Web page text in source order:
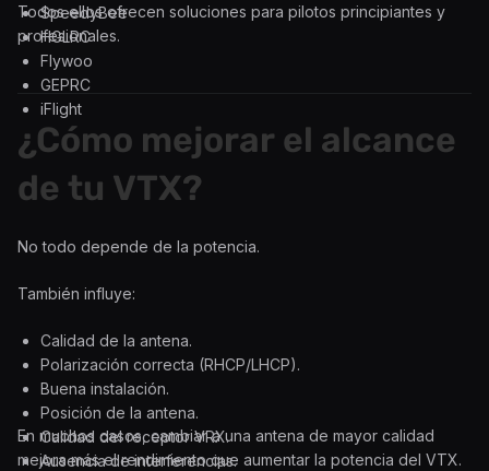
SpeedyBee
HGLRC
Flywoo
GEPRC
iFlight
Todos ellos ofrecen soluciones para pilotos principiantes y
profesionales.
¿Cómo mejorar el alcance
de tu VTX?
No todo depende de la potencia.
También influye:
Calidad de la antena.
Polarización correcta (RHCP/LHCP).
Buena instalación.
Posición de la antena.
Calidad del receptor VRX.
Ausencia de interferencias.
En muchos casos, cambiar a una antena de mayor calidad
mejora más el rendimiento que aumentar la potencia del VTX.